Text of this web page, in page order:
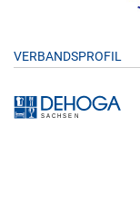
VERBANDSPROFIL